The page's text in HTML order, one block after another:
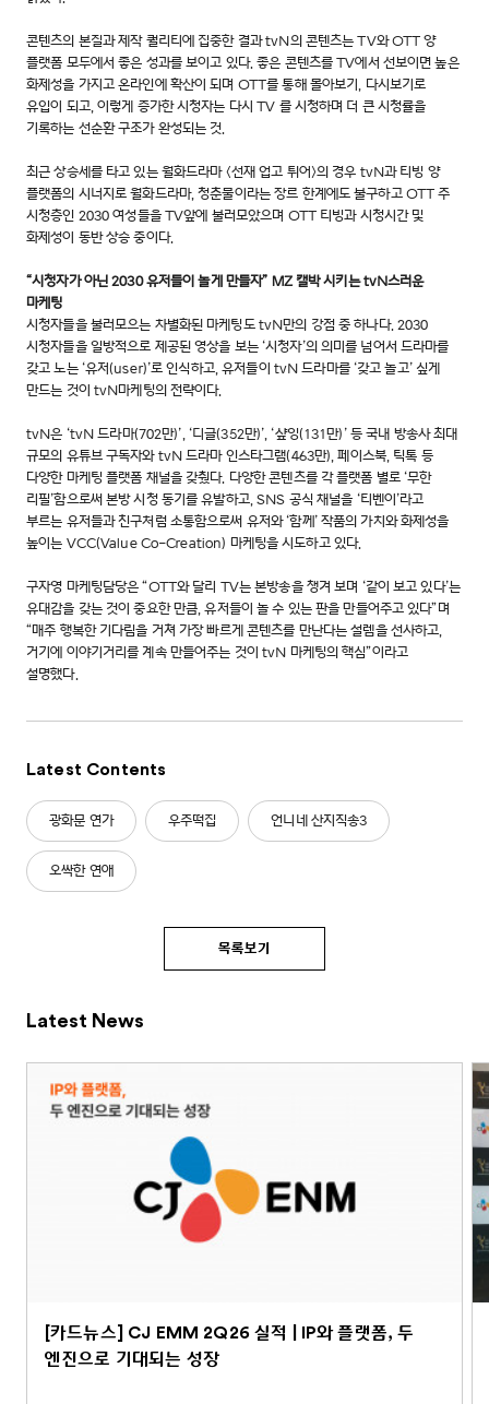
콘텐츠의 본질과 제작 퀄리티에 집중한 결과 tvN의 콘텐츠는 TV와 OTT 양
플랫폼 모두에서 좋은 성과를 보이고 있다. 좋은 콘텐츠를 TV에서 선보이면 높은
화제성을 가지고 온라인에 확산이 되며 OTT를 통해 몰아보기, 다시보기로
유입이 되고, 이렇게 증가한 시청자는 다시 TV 를 시청하며 더 큰 시청률을
기록하는 선순환 구조가 완성되는 것.
최근 상승세를 타고 있는 월화드라마 <선재 업고 튀어>의 경우 tvN과 티빙 양
플랫폼의 시너지로 월화드라마, 청춘물이라는 장르 한계에도 불구하고 OTT 주
시청층인 2030 여성들을 TV앞에 불러모았으며 OTT 티빙과 시청시간 및
화제성이 동반 상승 중이다.
“시청자가 아닌 2030 유저들이 놀게 만들자” MZ 캘박 시키는 tvN스러운
마케팅
시청자들을 불러모으는 차별화된 마케팅도 tvN만의 강점 중 하나다. 2030
시청자들을 일방적으로 제공된 영상을 보는 ‘시청자’의 의미를 넘어서 드라마를
갖고 노는 ‘유저(user)’로 인식하고, 유저들이 tvN 드라마를 ‘갖고 놀고’ 싶게
만드는 것이 tvN마케팅의 전략이다.
tvN은 ‘tvN 드라마(702만)’, ‘디글(352만)’, ‘샾잉(131만)’ 등 국내 방송사 최대
규모의 유튜브 구독자와 tvN 드라마 인스타그램(463만), 페이스북, 틱톡 등
다양한 마케팅 플랫폼 채널을 갖췄다. 다양한 콘텐츠를 각 플랫폼 별로 ‘무한
리필’함으로써 본방 시청 동기를 유발하고, SNS 공식 채널을 ‘티벤이’라고
부르는 유저들과 친구처럼 소통함으로써 유저와 ‘함께’ 작품의 가치와 화제성을
높이는 VCC(Value Co-Creation) 마케팅을 시도하고 있다.
구자영 마케팅담당은 “OTT와 달리 TV는 본방송을 챙겨 보며 ‘같이 보고 있다’는
유대감을 갖는 것이 중요한 만큼, 유저들이 놀 수 있는 판을 만들어주고 있다”며
“매주 행복한 기다림을 거쳐 가장 빠르게 콘텐츠를 만난다는 설렘을 선사하고,
거기에 이야기거리를 계속 만들어주는 것이 tvN 마케팅의 핵심”이라고
설명했다.
Latest Contents
광화문 연가 우주떡집 언니네 산지직송3
오싹한 연애
목록보기
Latest News
[카드뉴스] CJ EMM 2Q26 실적 | IP와 플랫폼, 두
엔진으로 기대되는 성장